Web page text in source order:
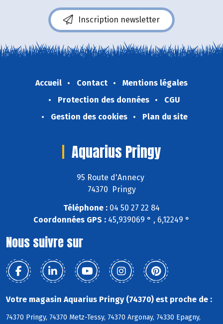
Inscription newsletter
Accueil Contact
Mentions légales
Protection des données
CGU
Gestion des cookies
Plan du site
Aquarius Pringy
95 Route d'Annecy
74370 Pringy
Téléphone : 04 50 27 22 84
Coordonnées GPS : 45,939069 ° , 6,12249 °
Nous suivre sur
Votre magasin Aquarius Pringy (74370) est proche de :
74370 Pringy, 74370 Metz-Tessy, 74370 Argonay, 74330 Epagny,